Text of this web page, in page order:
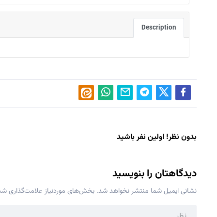
Description
بدون نظر! اولین نفر باشید
دیدگاهتان را بنویسید
نشانی ایمیل شما منتشر نخواهد شد. بخش‌های موردنیاز علامت‌گذاری